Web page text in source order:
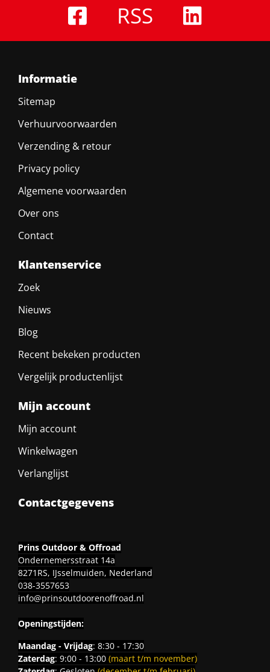
RSS
Informatie
Sitemap
Verhuurvoorwaarden
Verzending & retour
Privacy policy
Algemene voorwaarden
Over ons
Contact
Klantenservice
Zoek
Nieuws
Blog
Recent bekeken producten
Vergelijk productenlijst
Mijn account
Mijn account
Winkelwagen
Verlanglijst
Contactgegevens
Prins Outdoor & Offroad
Ondernemersstraat 14a
8271RS, IJsselmuiden, Nederland
038-3557653
info@prinsoutdoorenoffroad.nl
Openingstijden:
Maandag - Vrijdag: 8:30 - 17:30
Zaterdag: 9:00 - 13:00 (maart t/m november)